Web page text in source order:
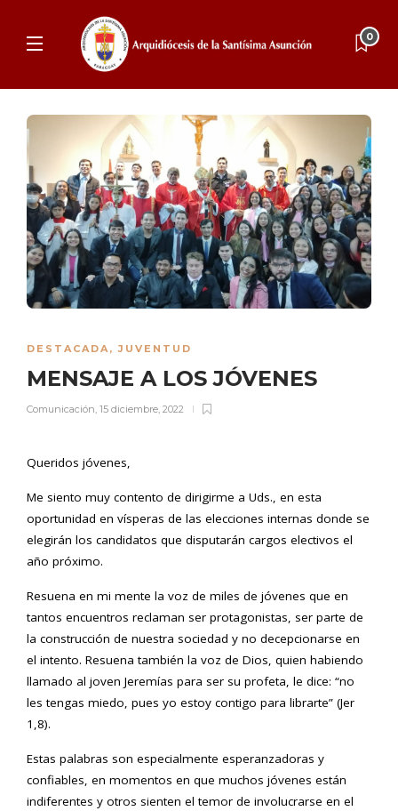
0
DESTACADA,JUVENTUD
MENSAJE A LOS JÓVENES
Comunicación, 15 diciembre, 2022
Queridos jóvenes,
Me siento muy contento de dirigirme a Uds., en esta
oportunidad en vísperas de las elecciones internas donde se
elegirán los candidatos que disputarán cargos electivos el
año próximo.
Resuena en mi mente la voz de miles de jóvenes que en
tantos encuentros reclaman ser protagonistas, ser parte de
la construcción de nuestra sociedad y no decepcionarse en
el intento. Resuena también la voz de Dios, quien habiendo
llamado al joven Jeremías para ser su profeta, le dice: “no
les tengas miedo, pues yo estoy contigo para librarte” (Jer
1,8).
Estas palabras son especialmente esperanzadoras y
confiables, en momentos en que muchos jóvenes están
indiferentes y otros sienten el temor de involucrarse en el